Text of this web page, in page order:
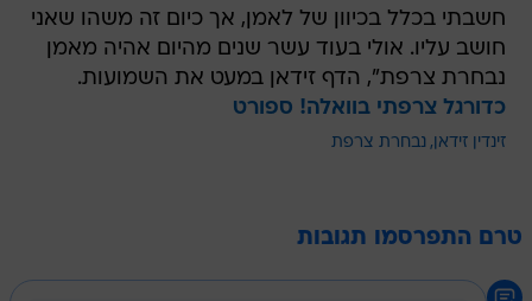
חשבתי בכלל בכיוון של לאמן, אך כיום זה משהו שאני
חושב עליו. אולי בעוד עשר שנים מהיום אהיה מאמן
נבחרת צרפת", הדף זידאן במעט את השמועות.
כדורגל צרפתי בוואלה! ספורט
זינדין זידאן נבחרת צרפת
טרם התפרסמו תגובות